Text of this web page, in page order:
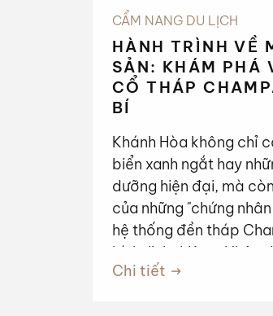
CẨM NANG DU LỊCH
HÀNH TRÌNH VỀ
SẢN: KHÁM PHÁ
CỔ THÁP
BÍ
Khánh Hòa không chỉ
biển xanh ngắt hay
dưỡng hiện đại, mà
của những "chứng
hệ thống đền tháp
kính, linh thiêng. Nhân
Văn hóa dân tộc Chăm
Chi tiết